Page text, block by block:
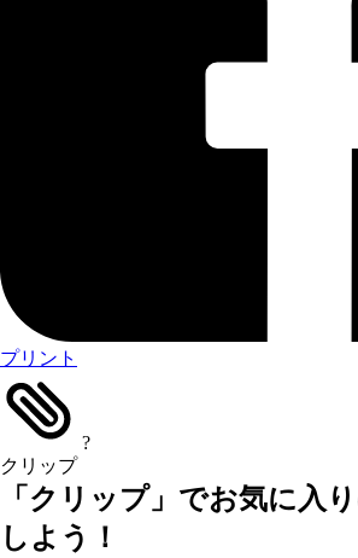
プリント
クリップ
?
「クリップ」でお気に入
しよう！